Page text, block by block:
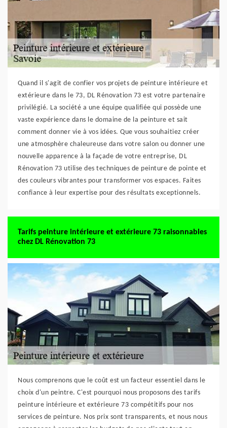
Quand il s'agit de confier vos projets de peinture intérieure et
extérieure dans le 73, DL Rénovation 73 est votre partenaire
privilégié. La société a une équipe qualifiée qui possède une
vaste expérience dans le domaine de la peinture et sait
comment donner vie à vos idées. Que vous souhaitiez créer
une atmosphère chaleureuse dans votre salon ou donner une
nouvelle apparence à la façade de votre entreprise, DL
Rénovation 73 utilise des techniques de peinture de pointe et
des couleurs vibrantes pour transformer vos espaces. Faites
confiance à leur expertise pour des résultats exceptionnels.
Tarifs peinture intérieure et extérieure 73 raisonnables
chez DL Rénovation 73
Nous comprenons que le coût est un facteur essentiel dans le
choix d'un peintre. C'est pourquoi nous proposons des tarifs
peinture intérieure et extérieure 73 compétitifs pour nos
services de peinture. Nos prix sont transparents, et nous nous